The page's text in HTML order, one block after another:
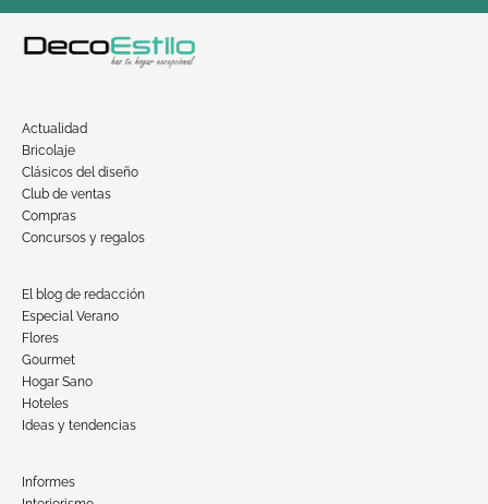
Actualidad
Bricolaje
Clásicos del diseño
Club de ventas
Compras
Concursos y regalos
El blog de redacción
Especial Verano
Flores
Gourmet
Hogar Sano
Hoteles
Ideas y tendencias
Informes